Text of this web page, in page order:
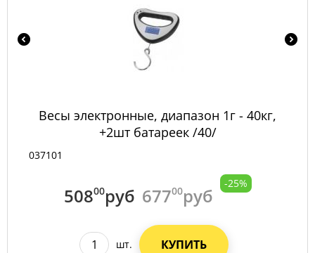
Весы электронные, диапазон 1г - 40кг,
+2шт батареек /40/
037101
50800руб 67700руб
-25%
шт. КУПИТЬ